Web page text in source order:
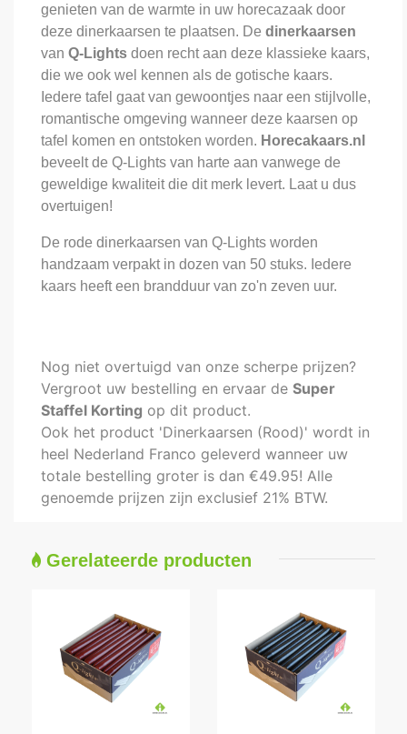
genieten van de warmte in uw horecazaak door
deze dinerkaarsen te plaatsen. De dinerkaarsen
van Q-Lights doen recht aan deze klassieke kaars,
die we ook wel kennen als de gotische kaars.
Iedere tafel gaat van gewoontjes naar een stijlvolle,
romantische omgeving wanneer deze kaarsen op
tafel komen en ontstoken worden. Horecakaars.nl
beveelt de Q-Lights van harte aan vanwege de
geweldige kwaliteit die dit merk levert. Laat u dus
overtuigen!
De rode dinerkaarsen van Q-Lights worden
handzaam verpakt in dozen van 50 stuks. Iedere
kaars heeft een brandduur van zo'n zeven uur.
Nog niet overtuigd van onze scherpe prijzen?
Vergroot uw bestelling en ervaar de Super
Staffel Korting op dit product.
Ook het product 'Dinerkaarsen (Rood)' wordt in
heel Nederland Franco geleverd wanneer uw
totale bestelling groter is dan €49.95! Alle
genoemde prijzen zijn exclusief 21% BTW.
Gerelateerde producten